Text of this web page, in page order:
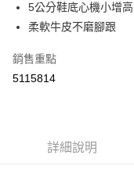
悠遊付
Google Pay
AFTEE先享後付
便利好安心！
5公分鞋底心機小增高
柔軟牛皮不磨腳跟
銷售重點
5115814
詳細說明